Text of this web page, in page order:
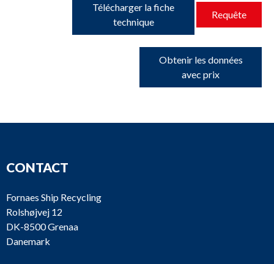
Télécharger la fiche
technique
Requête
Obtenir les données
avec prix
CONTACT
Fornaes Ship Recycling
Rolshøjvej 12
DK-8500 Grenaa
Danemark